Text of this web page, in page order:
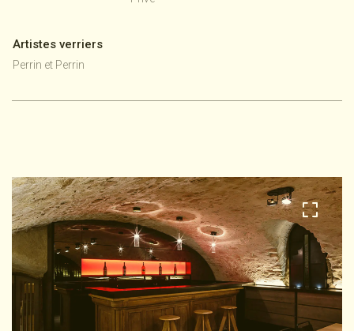
Artistes verriers
Perrin et Perrin